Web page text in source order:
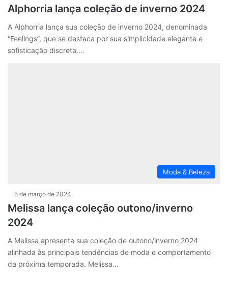
Alphorria lança coleção de inverno 2024
A Alphorria lança sua coleção de inverno 2024, denominada
“Feelings”, que se destaca por sua simplicidade elegante e
sofisticação discreta.…
Moda & Beleza
5 de março de 2024
Melissa lança coleção outono/inverno
2024
A Melissa apresenta sua coleção de outono/inverno 2024
alinhada às principais tendências de moda e comportamento
da próxima temporada. Melissa…